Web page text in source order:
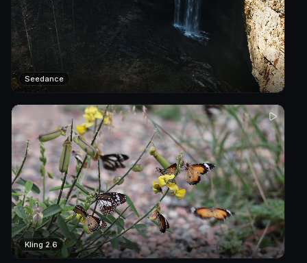
Seedance
Kling 2.6